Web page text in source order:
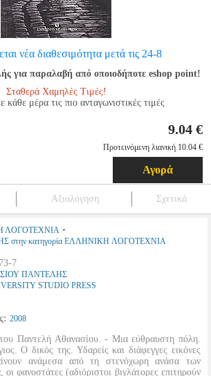
νέα διαθεσιμότητα μετά τις 24-8
για παραλαβή από οποιοδήποτε eshop point!
Σταθερά Χαμηλές Τιμές!
κάθε μέρα τις πιο ανταγωνιστικές τιμές
9.04 €
Προτεινόμενη λιανική 10.04 €
Αγορά
Αξιολόγηση Σχετικά
ΛΟΓΟΤΕΧΝΙΑ •
κατηγορία ΕΛΛΗΝΙΚΗ ΛΟΓΟΤΕΧΝΙΑ
7
ΠΑΝΤΕΛΗΣ
STUDIO PRESS
2008
Παντελή Αθανασίου. - Μια εύθραυστη πόλη.
Ο δικός της. Υδαρείς και διάφεγγες εικόνες
ανάμεσα από τη στενόχωρη ανάσα των
οι φανοστάτες (αδιόριστοι βιγλάτορες επιτηρούν